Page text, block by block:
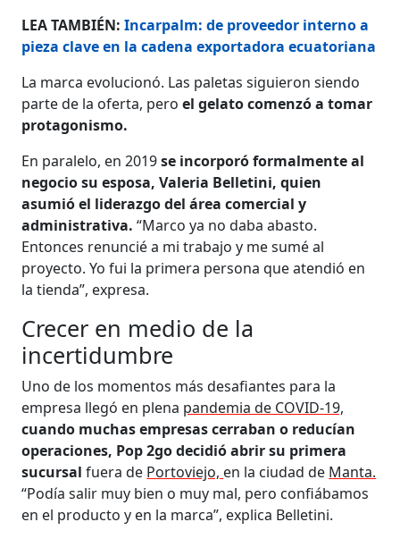
LEA TAMBIÉN:Incarpalm: de proveedor interno a
pieza clave en la cadena exportadora ecuatoriana
La marca evolucionó. Las paletas siguieron siendo
parte de la oferta, peroel gelato comenzó a tomar
protagonismo.
En paralelo, en 2019se incorporó formalmente al
negocio su esposa, Valeria Belletini, quien
asumió el liderazgo del área comercial y
administrativa.“Marco ya no daba abasto.
Entonces renuncié a mi trabajo y me sumé al
proyecto. Yo fui la primera persona que atendió en
la tienda”, expresa.
Crecer en medio de la
incertidumbre
Uno de los momentos más desafiantes para la
empresa llegó en plena pandemia de COVID-19,
cuando muchas empresas cerraban o reducían
operaciones, Pop 2go decidió abrir su primera
sucursalfuera de Portoviejo, en la ciudad de Manta.
“Podía salir muy bien o muy mal, pero confiábamos
en el producto y en la marca”, explica Belletini.